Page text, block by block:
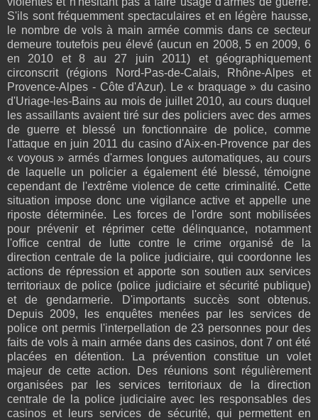
S'ils sont fréquemment spectaculaires et en légère hausse,
le nombre de vols à main armée commis dans ce secteur
demeure toutefois peu élevé (aucun en 2008, 5 en 2009, 6
en 2010 et 8 au 27 juin 2011) et géographiquement
circonscrit (régions Nord-Pas-de-Calais, Rhône-Alpes et
Provence-Alpes - Côte d'Azur). Le « braquage » du casino
d'Uriage-les-Bains au mois de juillet 2010, au cours duquel
les assaillants avaient tiré sur des policiers avec des armes
de guerre et blessé un fonctionnaire de police, comme
l'attaque en juin 2011 du casino d'Aix-en-Provence par des
« voyous » armés d'armes longues automatiques, au cours
de laquelle un policier a également été blessé, témoigne
cependant de l'extrême violence de cette criminalité. Cette
situation impose donc une vigilance active et appelle une
riposte déterminée. Les forces de l'ordre sont mobilisées
pour prévenir et réprimer cette délinquance, notamment
l'office central de lutte contre le crime organisé de la
direction centrale de la police judiciaire, qui coordonne les
actions de répression et apporte son soutien aux services
territoriaux de police (police judiciaire et sécurité publique)
et de gendarmerie. D'importants succès sont obtenus.
Depuis 2009, les enquêtes menées par les services de
police ont permis l'interpellation de 23 personnes pour des
faits de vols à main armée dans des casinos, dont 7 ont été
placées en détention. La prévention constitue un volet
majeur de cette action. Des réunions sont régulièrement
organisées par les services territoriaux de la direction
centrale de la police judiciaire avec les responsables des
casinos et leurs services de sécurité, qui permettent en